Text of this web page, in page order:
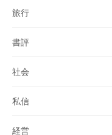
旅行
書評
社会
私信
経営